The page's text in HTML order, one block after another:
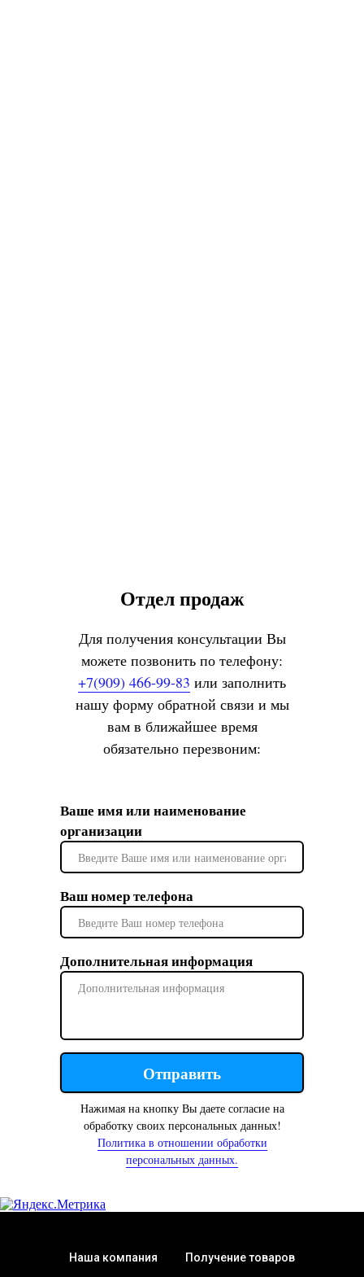
Отдел продаж
Для получения консультации Вы
можете позвонить по телефону:
+7(909) 466-99-83 или заполнить
нашу форму обратной связи и мы
вам в ближайшее время
обязательно перезвоним:
Ваше имя или наименование
организации
Ваш номер телефона
Дополнительная информация
Отправить
Нажимая на кнопку Вы даете согласие на
обработку своих персональных данных!
Политика в отношении обработки
персональных данных.
Наша компания Получение товаров